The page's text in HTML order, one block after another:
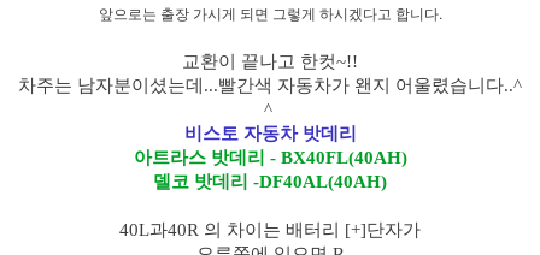
앞으로는 출장 가시게 되면 그렇게 하시겠다고 합니다.
교환이 끝나고 한컷~!!
차주는 남자분이셨는데...빨간색 자동차가 왠지 어울렸습니다..^
^
비스토 자동차 밧데리
아트라스 밧데리 - BX40FL(40AH)
델코 밧데리 -DF40AL(40AH)
40L과40R 의 차이는 배터리 [+]단자가